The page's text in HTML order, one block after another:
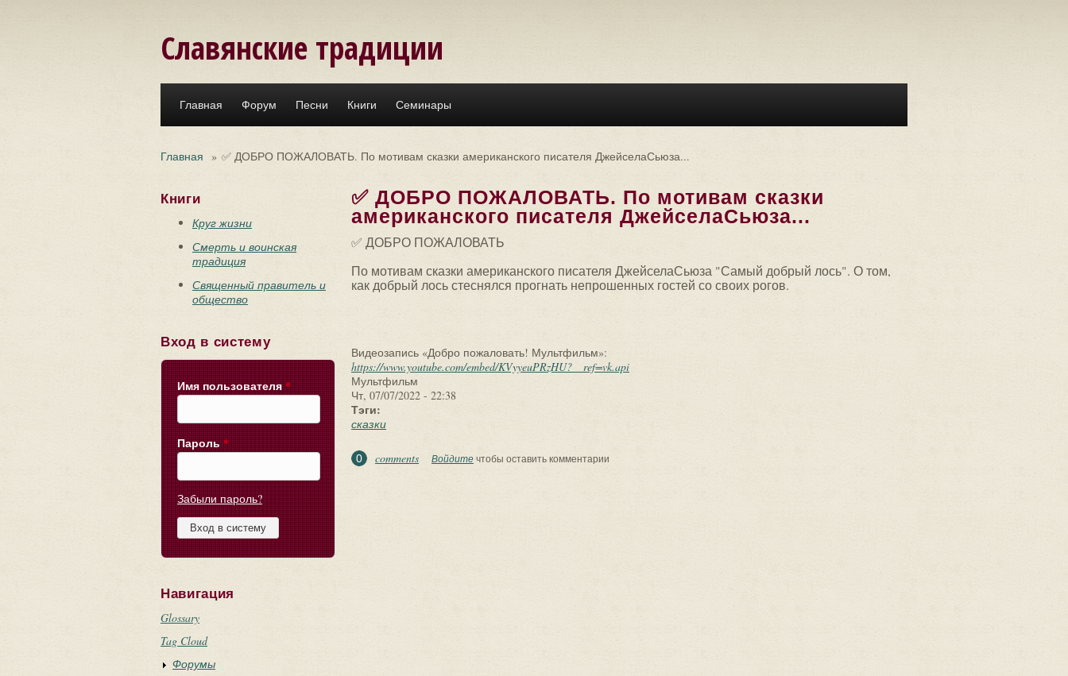
Славянские традиции
Главная Форум Песни Книги Семинары
Главная » ✅ ДОБРО ПОЖАЛОВАТЬ. По мотивам сказки американского писателя ДжейселаСьюза...
Книги
Круг жизни
Смерть и воинская
традиция
Священный правитель и
общество
Вход в систему
Имя пользователя *
Пароль *
Забыли пароль?
Навигация
Glossary
Tag Cloud
Форумы
✅ ДОБРО ПОЖАЛОВАТЬ. По мотивам сказки
американского писателя ДжейселаСьюза...
✅ ДОБРО ПОЖАЛОВАТЬ
По мотивам сказки американского писателя ДжейселаСьюза "Самый добрый лось". О том,
как добрый лось стеснялся прогнать непрошенных гостей со своих рогов.
Видеозапись «Добро пожаловать! Мультфильм»:
https://www.youtube.com/embed/KVyyeuPRzHU?__ref=vk.api
Мультфильм
Чт, 07/07/2022 - 22:38
Тэги:
сказки
0 comments Войдитечтобы оставить комментарии